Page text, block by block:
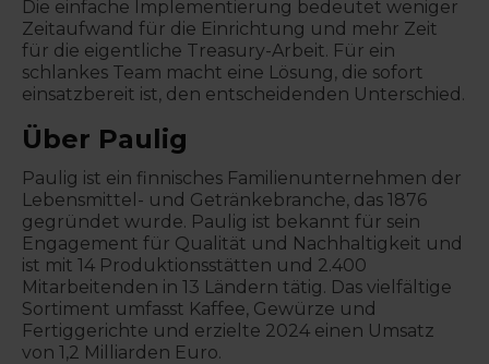
Die einfache Implementierung bedeutet weniger
Zeitaufwand für die Einrichtung und mehr Zeit
für die eigentliche Treasury-Arbeit. Für ein
schlankes Team macht eine Lösung, die sofort
einsatzbereit ist, den entscheidenden Unterschied.
Über Paulig
Paulig ist ein finnisches Familienunternehmen der
Lebensmittel- und Getränkebranche, das 1876
gegründet wurde. Paulig ist bekannt für sein
Engagement für Qualität und Nachhaltigkeit und
ist mit 14 Produktionsstätten und 2.400
Mitarbeitenden in 13 Ländern tätig. Das vielfältige
Sortiment umfasst Kaffee, Gewürze und
Fertiggerichte und erzielte 2024 einen Umsatz
von 1,2 Milliarden Euro.